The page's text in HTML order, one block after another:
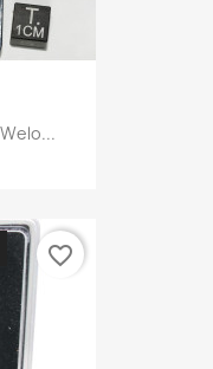
favorite_border